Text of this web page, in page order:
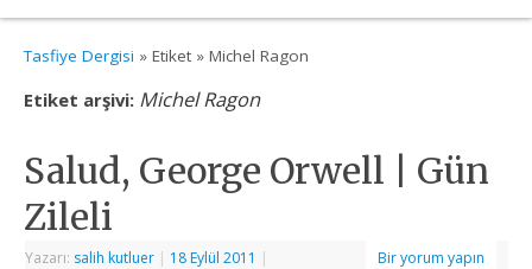
Tasfiye Dergisi » Etiket » Michel Ragon
Etiket arşivi: Michel Ragon
Salud, George Orwell | Gün
Zileli
Yazarı: salih kutluer | 18 Eylül 2011 | Bir yorum yapın